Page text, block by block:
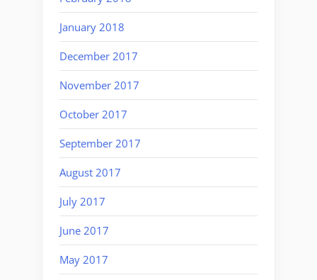
January 2018
December 2017
November 2017
October 2017
September 2017
August 2017
July 2017
June 2017
May 2017